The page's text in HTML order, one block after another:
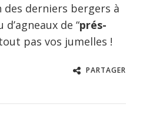
des derniers bergers à
de “prés-
pas vos jumelles !
PARTAGER